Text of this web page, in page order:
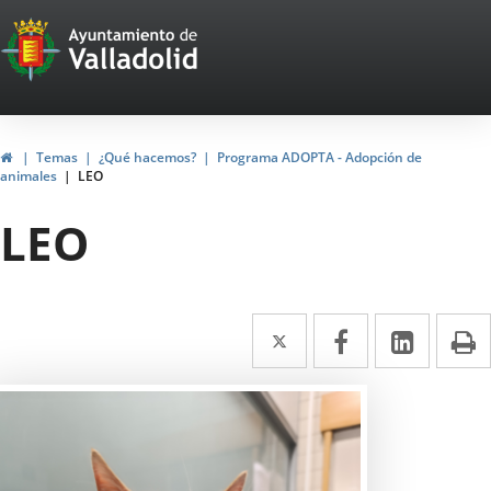
Portal
Web
del
Ayuntamiento
de
Valladolid
InicioTemas ¿Qué hacemos?
Programa ADOPTA - Adopción de
animales
LEO
LEO
Twitter
Enlace
a
una
aplicación
externa.
Facebook
Enlace
a
una
aplicación
Enlace
a